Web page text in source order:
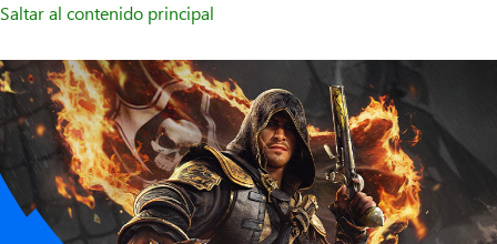
Saltar al contenido principal